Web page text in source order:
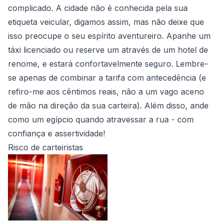
complicado. A cidade não é conhecida pela sua
etiqueta veicular, digamos assim, mas não deixe que
isso preocupe o seu espírito aventureiro. Apanhe um
táxi licenciado ou reserve um através de um hotel de
renome, e estará confortavelmente seguro. Lembre-
se apenas de combinar a tarifa com antecedência (e
refiro-me aos cêntimos reais, não a um vago aceno
de mão na direção da sua carteira). Além disso, ande
como um egípcio quando atravessar a rua - com
confiança e assertividade!
Risco de carteiristas